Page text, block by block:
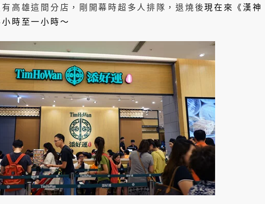
有高雄這間分店，剛開幕時超多人排隊，退燒後現在來《漢神
時至一小時～